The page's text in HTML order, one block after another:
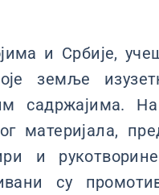
и Србије,
земље
садржајима.
материјала,
и
су